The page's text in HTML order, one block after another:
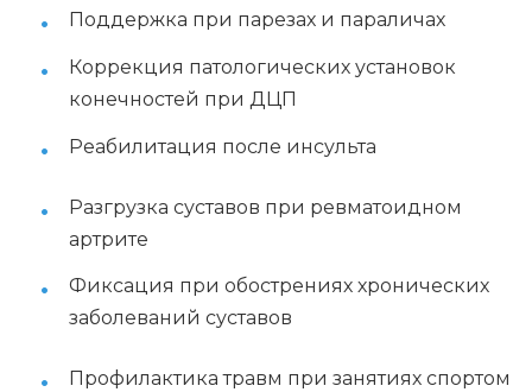
Поддержка при парезах и параличах
Коррекция патологических установок
конечностей при ДЦП
Реабилитация после инсульта
Разгрузка суставов при ревматоидном
артрите
Фиксация при обострениях хронических
заболеваний суставов
Профилактика травм при занятиях спортом